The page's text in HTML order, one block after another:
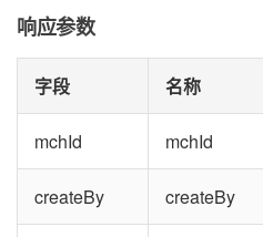
响应参数
字段 名称
mchId mchId
createBy createBy